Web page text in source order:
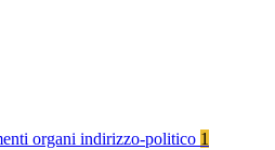
organi indirizzo-politico 1